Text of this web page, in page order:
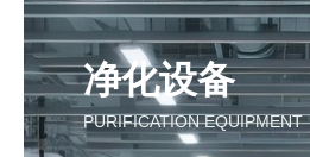
净化设备
PURIFICATION EQUIPMENT